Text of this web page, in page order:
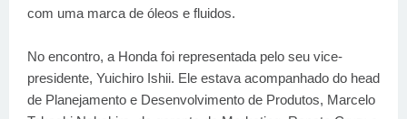
com uma marca de óleos e fluidos.
No encontro, a Honda foi representada pelo seu vice-
presidente, Yuichiro Ishii. Ele estava acompanhado do head
de Planejamento e Desenvolvimento de Produtos, Marcelo